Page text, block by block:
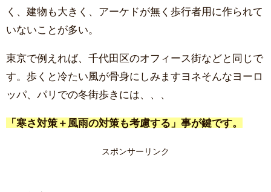
く、建物も大きく、アーケドが無く歩行者用に作られて
いないことが多い。
東京で例えれば、千代田区のオフィース街などと同じで
す。歩くと冷たい風が骨身にしみますヨネそんなヨーロ
ッパ、パリでの冬街歩きには、、、
「寒さ対策＋風雨の対策も考慮する」事が鍵です。
スポンサーリンク